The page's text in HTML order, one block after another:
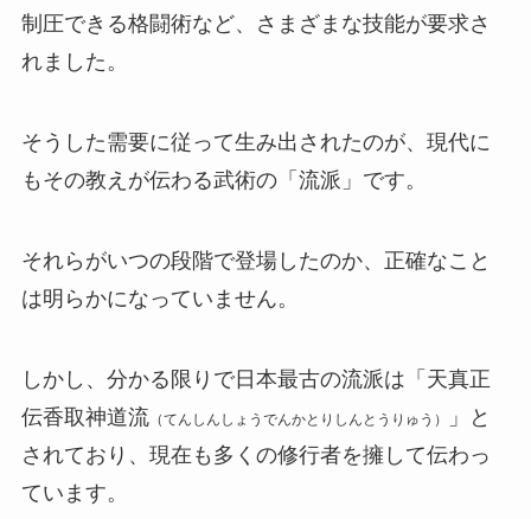
制圧できる格闘術など、さまざまな技能が要求さ
れました。
そうした需要に従って生み出されたのが、現代に
もその教えが伝わる武術の「流派」です。
それらがいつの段階で登場したのか、正確なこと
は明らかになっていません。
しかし、分かる限りで日本最古の流派は「天真正
伝香取神道流（てんしんしょうでんかとりしんとうりゅう）
」と
されており、現在も多くの修行者を擁して伝わっ
ています。